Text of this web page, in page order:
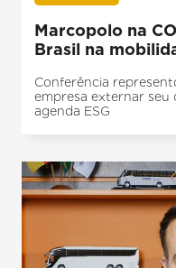
Marcopolo na
Brasil na
Conferência
empresa externar
agenda ESG